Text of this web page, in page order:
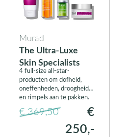
Murad
The Ultra-Luxe
Skin Specialists
4 full-size all-star-
producten om dofheid,
oneffenheden, droogheid
en rimpels aan te pakken.
€ 369,50
€
250,-